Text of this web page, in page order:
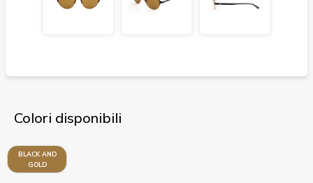
Colori disponibili
BLACK AND
GOLD